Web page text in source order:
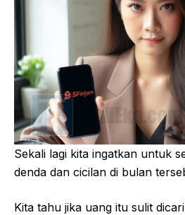
Sekali lagi kita ingatkan untuk
denda dan cicilan di bulan
Kita tahu jika uang itu sulit